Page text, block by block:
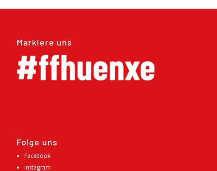
Markiere uns
Folge uns
Facebook
Instagram